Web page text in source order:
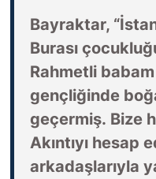
Bayraktar,
Burası
Rahmetli
gençliğinde
geçermiş. Bize
Akıntıyı hesap
arkadaşlarıyla